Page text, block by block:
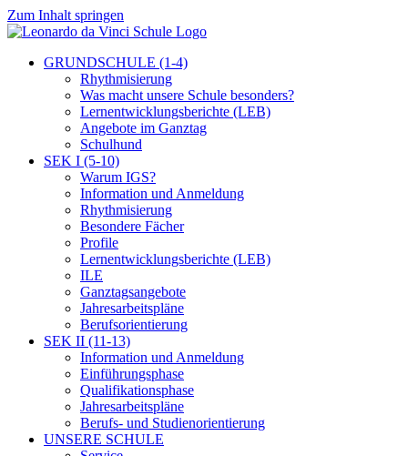
Zum Inhalt springen
GRUNDSCHULE (1-4)
Rhythmisierung
Was macht unsere Schule besonders?
Lernentwicklungsberichte (LEB)
Angebote im Ganztag
Schulhund
SEK I (5-10)
Warum IGS?
Information und Anmeldung
Rhythmisierung
Besondere Fächer
Profile
Lernentwicklungsberichte (LEB)
ILE
Ganztagsangebote
Jahresarbeitspläne
Berufsorientierung
SEK II (11-13)
Information und Anmeldung
Einführungsphase
Qualifikationsphase
Jahresarbeitspläne
Berufs- und Studienorientierung
UNSERE SCHULE